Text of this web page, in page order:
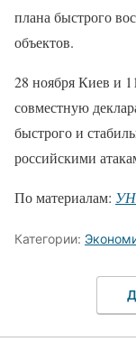
плана быстрого
объектов.
28 ноября Киев и
совместную
быстрого и
российскими
По материалам:
Категории: